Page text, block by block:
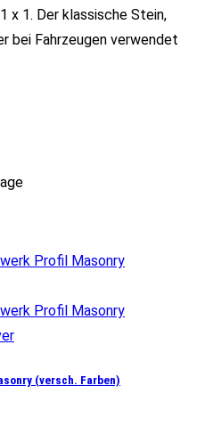
x 1. Der klassische Stein,
bei Fahrzeugen verwendet
(versch. Farben)